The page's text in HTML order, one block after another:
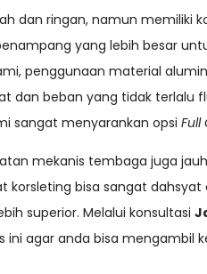
dan ringan, namun memiliki
yang lebih besar
penggunaan material
dan beban yang tidak terlalu
sangat menyarankan opsi Full
mekanis tembaga juga
korsleting bisa sangat
superior. Melalui konsultasi
ini agar anda bisa